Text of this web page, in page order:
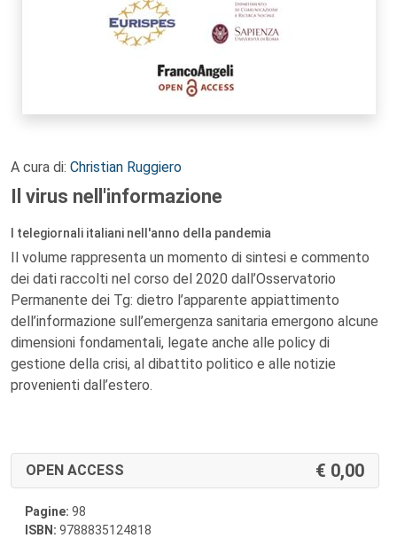
A cura di: Christian Ruggiero
Il virus nell'informazione
I telegiornali italiani nell'anno della pandemia
Il volume rappresenta un momento di sintesi e commento
dei dati raccolti nel corso del 2020 dall’Osservatorio
Permanente dei Tg: dietro l’apparente appiattimento
dell’informazione sull’emergenza sanitaria emergono alcune
dimensioni fondamentali, legate anche alle policy di
gestione della crisi, al dibattito politico e alle notizie
provenienti dall’estero.
OPEN ACCESS 0,00
Pagine: 98
ISBN: 9788835124818